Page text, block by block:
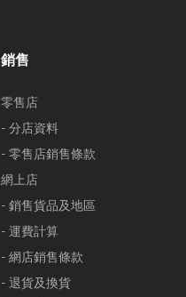
銷售
零售店
- 分店資料
- 零售店銷售條款
網上店
- 銷售貨品及地區
- 運費計算
- 網店銷售條款
- 退貨及換貨